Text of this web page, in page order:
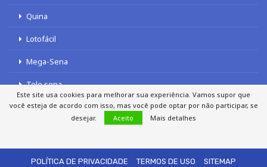
Quina
Lotofácil
Mega-Sena
Tele sena
POLÍTICA DE PRIVACIDADE
TERMOS DE USO SITEMAP
Este site usa cookies para melhorar sua experiência. Vamos supor que
você esteja de acordo com isso, mas você pode optar por não participar, se
desejar.
Aceito Mais detalhes